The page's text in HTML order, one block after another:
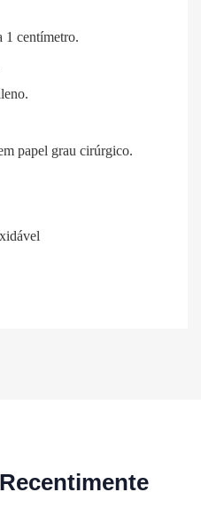
1 centímetro.
papel grau cirúrgico.